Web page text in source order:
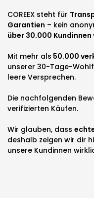
COREEX steht für
Garantien – kein
über 30.000
Mit mehr als 50.000
unserer 30-Tage-
leere Versprechen.
Die nachfolgenden
verifizierten Käufen.
Wir glauben, dass
deshalb zeigen wir dir
unsere Kundinnen